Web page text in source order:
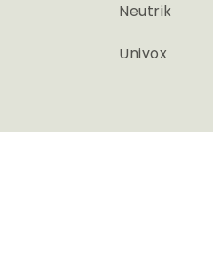
Neutrik
Univox